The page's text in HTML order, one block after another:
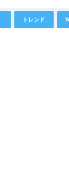
トレンド